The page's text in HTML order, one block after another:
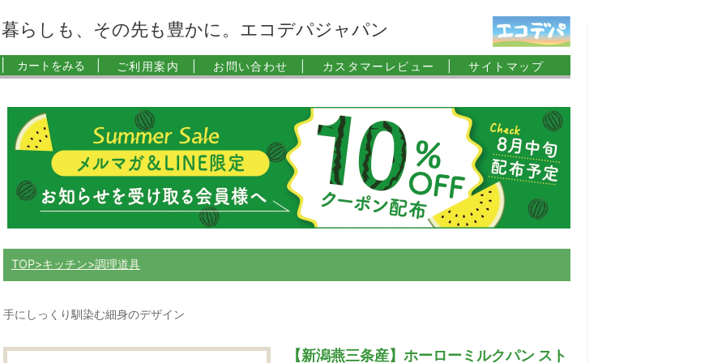
暮らしも、その先も豊かに。エコデパジャパン
カートをみる | ご利用案内 | お問い合わせ | カスタマーレビュー | サイトマップ
TOP キッチン 調理道具
手にしっくり馴染む細身のデザイン
【新潟燕三条産】ホーローミルクパン スト